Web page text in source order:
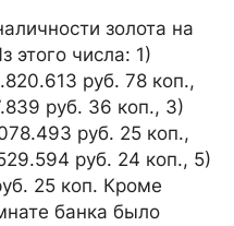
золота на
этого числа: 1)
руб. 78 коп.,
руб. 36 коп., 3)
руб. 25 коп.,
руб. 24 коп., 5)
25 коп. Кроме
банка было